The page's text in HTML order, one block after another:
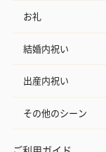
お礼
結婚内祝い
出産内祝い
その他のシーン